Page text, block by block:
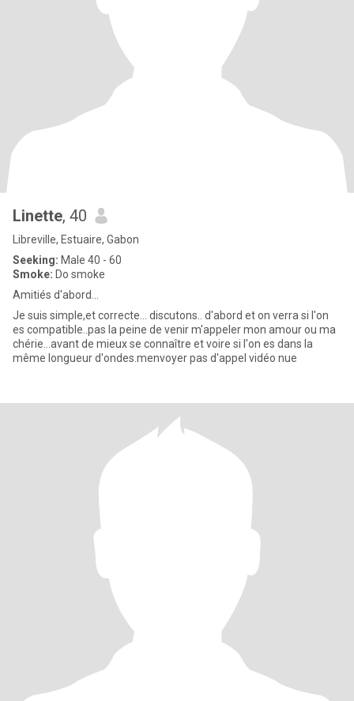
Linette, 40
Libreville, Estuaire, Gabon
Seeking: Male 40 - 60
Smoke: Do smoke
Amitiés d'abord...
Je suis simple,et correcte... discutons.. d'abord et on verra si l'on
es compatible..pas la peine de venir m'appeler mon amour ou ma
chérie...avant de mieux se connaître et voire si l'on es dans la
même longueur d'ondes.menvoyer pas d'appel vidéo nue